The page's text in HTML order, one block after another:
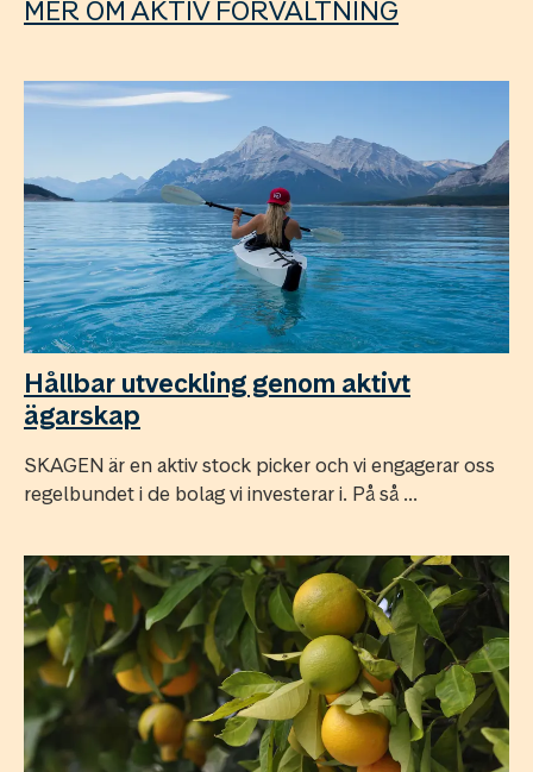
MER OM AKTIV FÖRVALTNING
Hållbar utveckling genom aktivt
ägarskap
SKAGEN är en aktiv stock picker och vi engagerar oss
regelbundet i de bolag vi investerar i. På så ...